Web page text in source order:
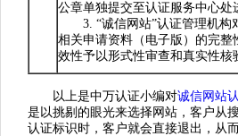
公章单独提交至认证服务中心处
3. “诚信网站”认证管理机构
相关申请资料（电子版）的完整
效性予以形式性审查和真实性核
以上是中万认证小编对诚信网站
是以挑剔的眼光来选择网站，客户从
认证标识时，客户就会直接退出，从